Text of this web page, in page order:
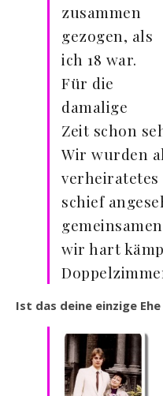
zusammen
gezogen, als
ich 18 war.
Für die
damalige
Zeit schon
Wir wurden
verheiratetes
schief
wir hart
Ist das deine einzige